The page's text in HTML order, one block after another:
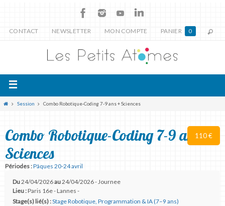
CONTACT NEWSLETTER MON COMPTE PANIER 0
Session Combo Robotique-Coding 7-9 ans + Sciences
110 €
Combo Robotique-Coding 7-9 ans +
Sciences
Périodes :Pâques 20-24 avril
Du24/04/2026au24/04/2026 - Journee
Lieu :Paris 16e - Lannes -
Stage(s) lié(s) :Stage Robotique, Programmation & IA (7–9 ans)